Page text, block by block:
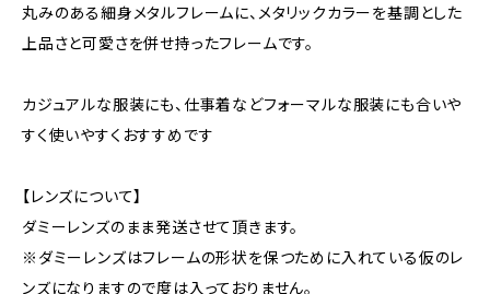
丸みのある細身メタルフレームに、メタリックカラーを基調とした
上品さと可愛さを併せ持ったフレームです。
カジュアルな服装にも、仕事着などフォーマルな服装にも合いや
すく使いやすくおすすめです
【レンズについて】
ダミーレンズのまま発送させて頂きます。
※ダミーレンズはフレームの形状を保つために入れている仮のレ
ンズになりますので度は入っておりません。